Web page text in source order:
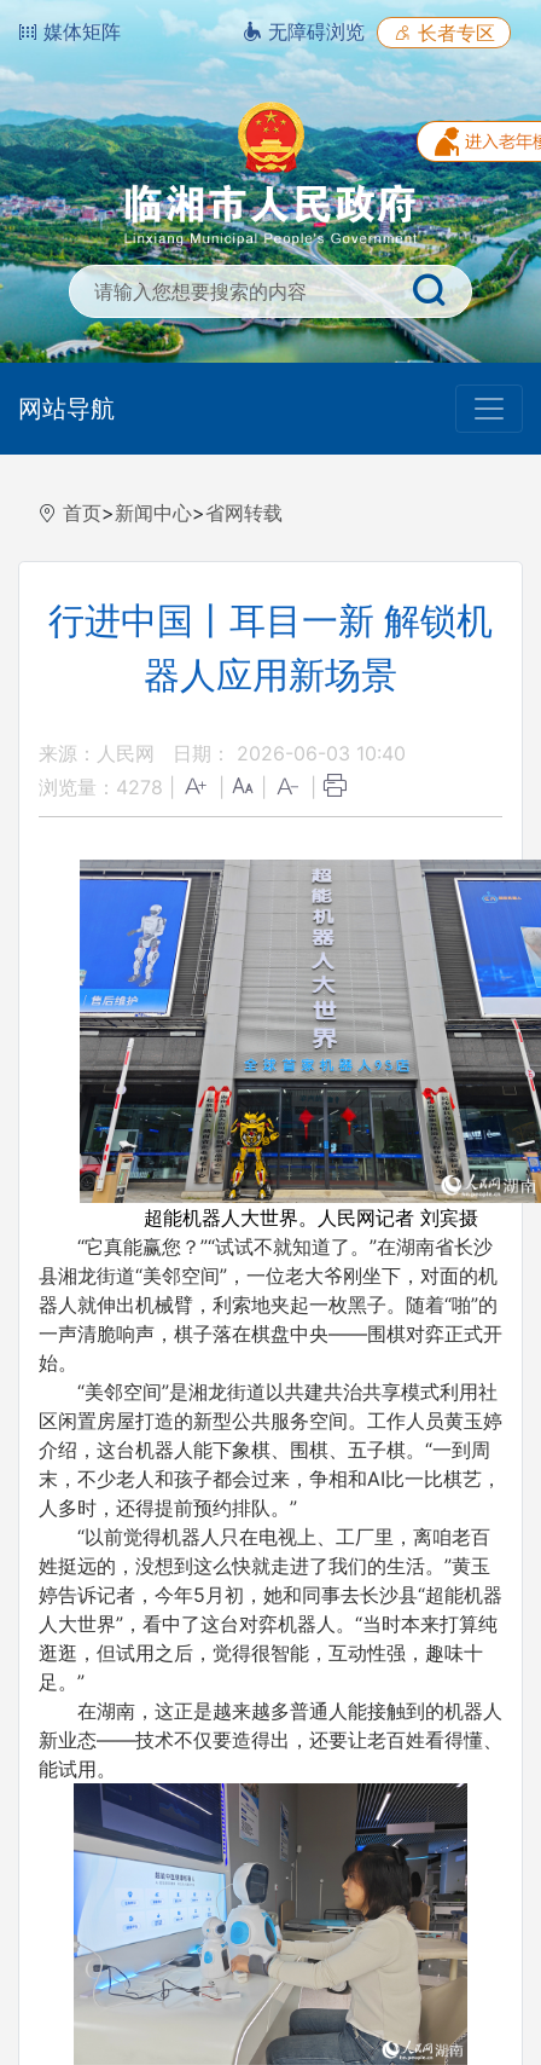
媒体矩阵 无障碍浏览 长者专区
网站导航
首页>新闻中心>省网转载
行进中国丨耳目一新 解锁机
器人应用新场景
来源：人民网
日期： 2026-06-03 10:40
浏览量： 4278
超能机器人大世界。人民网记者 刘宾摄
“它真能赢您？”“试试不就知道了。”在湖南省长沙
县湘龙街道“美邻空间”，一位老大爷刚坐下，对面的机
器人就伸出机械臂，利索地夹起一枚黑子。随着“啪”的
一声清脆响声，棋子落在棋盘中央——围棋对弈正式开
始。
“美邻空间”是湘龙街道以共建共治共享模式利用社
区闲置房屋打造的新型公共服务空间。工作人员黄玉婷
介绍，这台机器人能下象棋、围棋、五子棋。“一到周
末，不少老人和孩子都会过来，争相和AI比一比棋艺，
人多时，还得提前预约排队。”
“以前觉得机器人只在电视上、工厂里，离咱老百
姓挺远的，没想到这么快就走进了我们的生活。”黄玉
婷告诉记者，今年5月初，她和同事去长沙县“超能机器
人大世界”，看中了这台对弈机器人。“当时本来打算纯
逛逛，但试用之后，觉得很智能，互动性强，趣味十
足。”
在湖南，这正是越来越多普通人能接触到的机器人
新业态——技术不仅要造得出，还要让老百姓看得懂、
能试用。